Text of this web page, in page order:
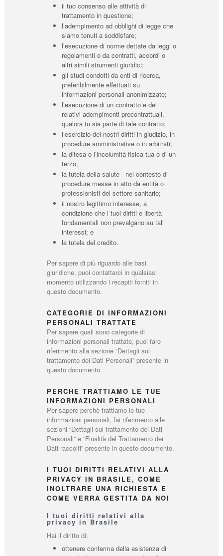
il tuo consenso alle attività di
trattamento in questione;
l’adempimento ad obblighi di legge che
siamo tenuti a soddisfare;
l’esecuzione di norme dettate da leggi o
regolamenti o da contratti, accordi o
altri simili strumenti giuridici;
gli studi condotti da enti di ricerca,
preferibilmente effettuati su
informazioni personali anonimizzate;
l’esecuzione di un contratto e dei
relativi adempimenti precontrattuali,
qualora tu sia parte di tale contratto;
l’esercizio dei nostri diritti in giudizio, in
procedure amministrative o in arbitrati;
la difesa o l’incolumità fisica tua o di un
terzo;
la tutela della salute - nel contesto di
procedure messe in atto da entità o
professionisti del settore sanitario;
il nostro legittimo interesse, a
condizione che i tuoi diritti e libertà
fondamentali non prevalgano su tali
interessi; e
la tutela del credito.
Per sapere di più riguardo alle basi
giuridiche, puoi contattarci in qualsiasi
momento utilizzando i recapiti forniti in
questo documento.
CATEGORIE DI INFORMAZIONI
PERSONALI TRATTATE
Per sapere quali sono categorie di
informazioni personali trattate, puoi fare
riferimento alla sezione “Dettagli sul
trattamento dei Dati Personali” presente in
questo documento.
PERCHÈ TRATTIAMO LE TUE
INFORMAZIONI PERSONALI
Per sapere perchè trattiamo le tue
informazioni personali, fai riferimento alle
sezioni “Dettagli sul trattamento dei Dati
Personali” e “Finalità del Trattamento dei
Dati raccolti” presente in questo documento.
I TUOI DIRITTI RELATIVI ALLA
PRIVACY IN BRASILE, COME
INOLTRARE UNA RICHIESTA E
COME VERRÀ GESTITA DA NOI
I tuoi diritti relativi alla
privacy in Brasile
Hai il diritto di:
ottenere conferma della esistenza di